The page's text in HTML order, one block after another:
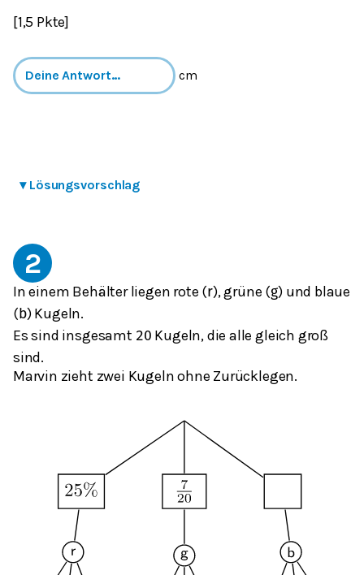
[1,5 Pkte]
cm
▾ Lösungsvorschlag
2
In einem Behälter liegen rote (r), grüne (g) und blaue
( b) Kugeln.
Es sind insgesamt 20 Kugeln, die alle gleich groß
sind.
Marvin zieht zwei Kugeln ohne Zurücklegen.